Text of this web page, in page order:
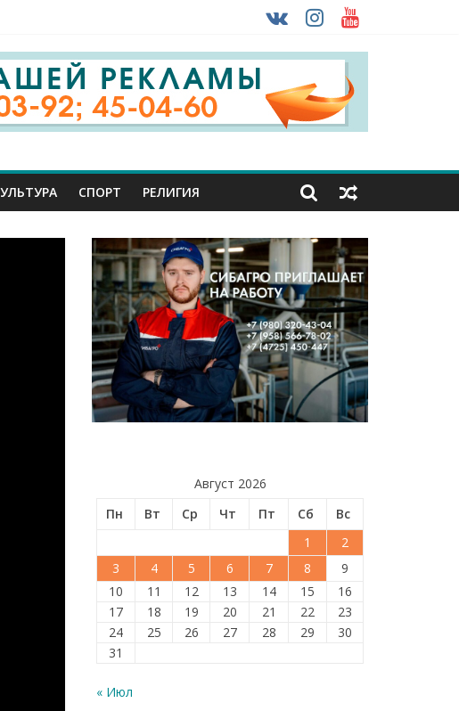
предлогом ввоза машин из-за рубежа
физкультурника
СПОРТ РЕЛИГИЯ
Август 2026
Пн
Вт Ср Чт Пт Сб
Вс
1
2
3
4 5 6 7 8
9
10
11 12 13 14 15
16
17
18 19 20 21 22
23
24
25 26 27 28 29
30
31
« Июл